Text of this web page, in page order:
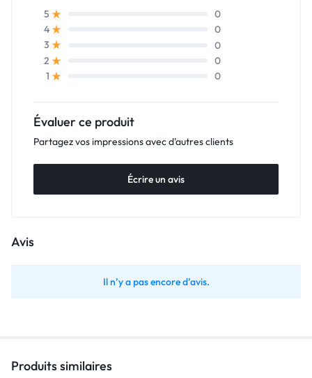
5
0
4
0
3
0
2
0
1
0
Évaluer ce produit
Partagez vos impressions avec d'autres clients
Écrire un avis
Avis
Il n’y a pas encore d’avis.
Produits similaires